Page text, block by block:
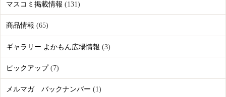
マスコミ掲載情報 (131)
商品情報 (65)
ギャラリー よかもん広場情報 (3)
ピックアップ(7)
メルマガ バックナンバー (1)